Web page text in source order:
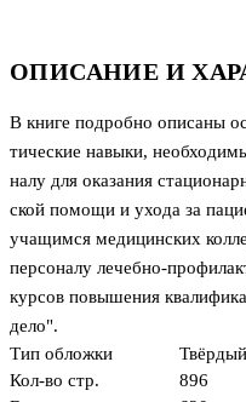
ОПИСАНИЕ И
В книге подробно описаны
тические навыки,
налу для оказания
ской помощи и ухода за
учащимся медицинских
персоналу лечебно-
курсов повышения
дело".
Тип обложки
Кол-во стр.
896